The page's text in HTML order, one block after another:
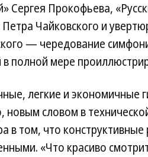
Сергея Прокофьева,
Петра Чайковского и
— чередование
в полной мере
легкие и
новым словом в
в том, что
«Что красиво